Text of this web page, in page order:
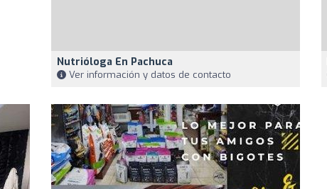
Nutrióloga En Pachuca
Ver información y datos de contacto